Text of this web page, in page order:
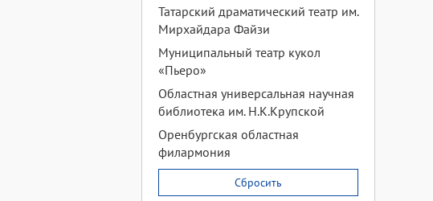
Татарский драматический театр им.
Мирхайдара Файзи
Муниципальный театр кукол
«Пьеро»
Областная универсальная научная
библиотека им. Н.К.Крупской
Оренбургская областная
филармония
Сбросить